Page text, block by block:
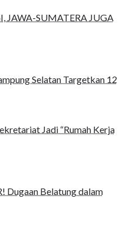
JAWA-SUMATERA JUGA
Selatan Targetkan 12
Jadi “Rumah Kerja
Dugaan Belatung dalam